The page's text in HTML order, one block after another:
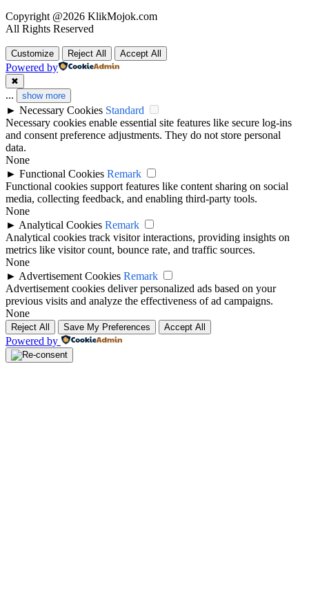
Copyright @2026 KlikMojok.com
All Rights Reserved
Customize Reject All Accept All
Powered by
✖
... show more
► Necessary Cookies Standard
Necessary cookies enable essential site features like secure log-ins
and consent preference adjustments. They do not store personal
data.
None
► Functional Cookies Remark
Functional cookies support features like content sharing on social
media, collecting feedback, and enabling third-party tools.
None
► Analytical Cookies Remark
Analytical cookies track visitor interactions, providing insights on
metrics like visitor count, bounce rate, and traffic sources.
None
► Advertisement Cookies Remark
Advertisement cookies deliver personalized ads based on your
previous visits and analyze the effectiveness of ad campaigns.
None
Reject All Save My Preferences Accept All
Powered by